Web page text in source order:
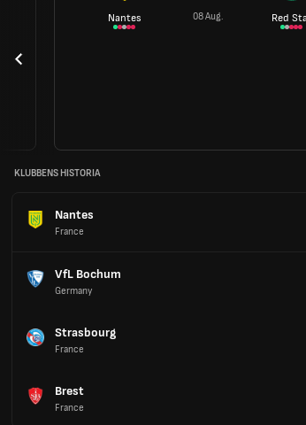
Nantes 08 Aug. Red
KLUBBENS HISTORIA
Nantes
France
VfL Bochum
Germany
Strasbourg
France
Brest
France